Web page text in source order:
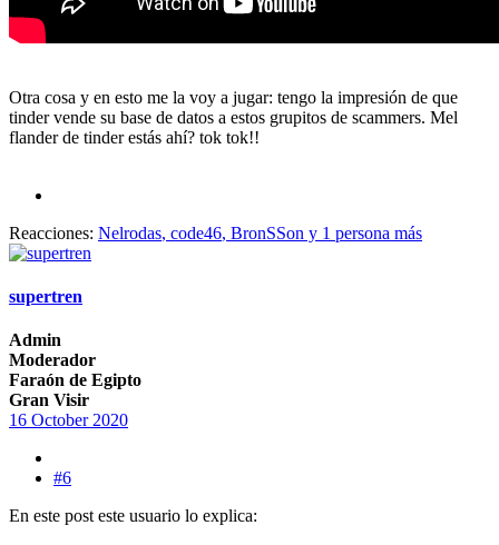
Otra cosa y en esto me la voy a jugar: tengo la impresión de que
tinder vende su base de datos a estos grupitos de scammers. Mel
flander de tinder estás ahí? tok tok!!
Reacciones: Nelrodas, code46, BronSSon y 1 persona más
supertren
Admin
Moderador
Faraón de Egipto
Gran Visir
16 October 2020
#6
En este post este usuario lo explica: